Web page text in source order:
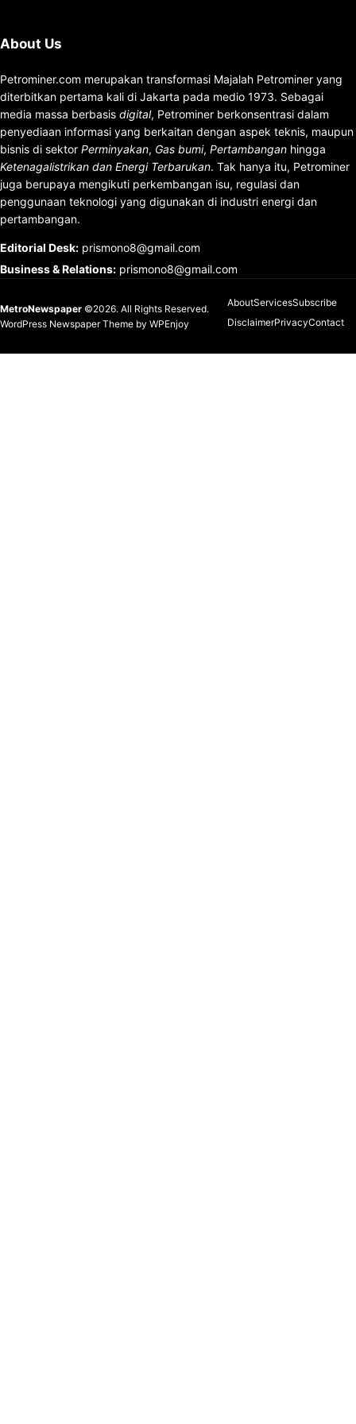
About Us
Petrominer.com merupakan transformasi Majalah Petrominer yang
diterbitkan pertama kali di Jakarta pada medio 1973. Sebagai
media massa berbasis digital, Petrominer berkonsentrasi dalam
penyediaan informasi yang berkaitan dengan aspek teknis, maupun
bisnis di sektor Perminyakan, Gas bumi, Pertambangan hingga
Ketenagalistrikan dan Energi Terbarukan. Tak hanya itu, Petrominer
juga berupaya mengikuti perkembangan isu, regulasi dan
penggunaan teknologi yang digunakan di industri energi dan
pertambangan.
Editorial Desk: prismono8@gmail.com
Business & Relations: prismono8@gmail.com
MetroNewspaper ©2026. All Rights Reserved.
WordPress Newspaper Theme by WPEnjoy
AboutServicesSubscribe
DisclaimerPrivacyContact